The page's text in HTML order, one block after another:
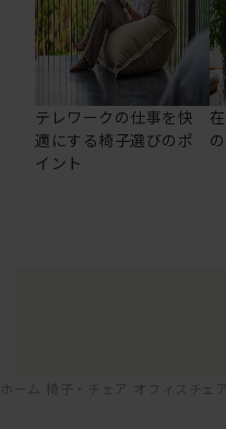
テレワークの仕事を快
適にする椅子選びのポ
イント
ホーム 椅子・チェア オフィスチェ